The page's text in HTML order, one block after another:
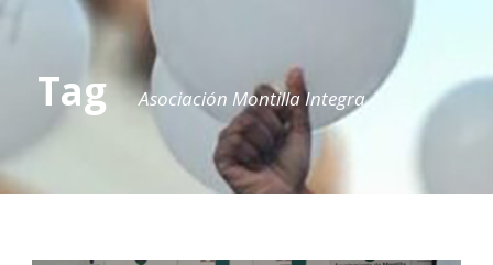
Tag Asociación Montilla Integra